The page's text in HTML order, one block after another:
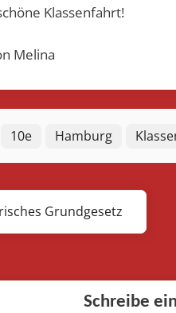
Klassenfahrt!
Melina
10e Hamburg
Grundgesetz
Schreibe